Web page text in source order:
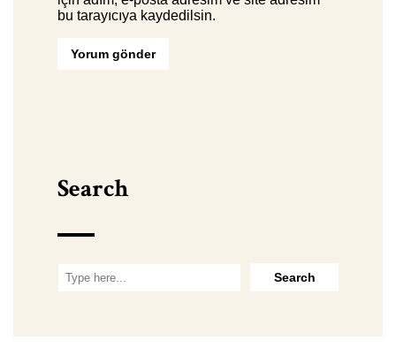
bu tarayıcıya kaydedilsin.
Search